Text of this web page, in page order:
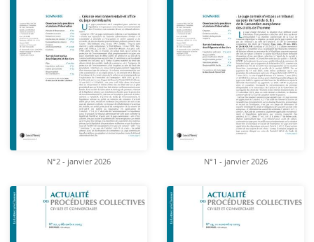
N°2 - janvier 2026 N°1 - janvier 2026